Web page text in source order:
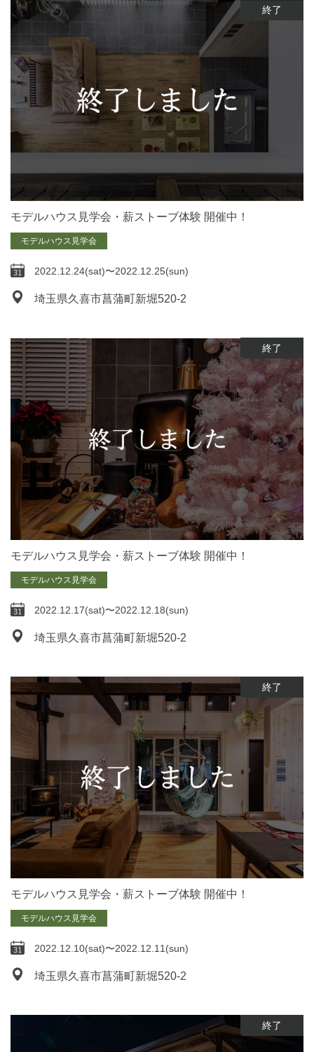
終了
モデルハウス見学会・薪ストーブ体験 開催中！
モデルハウス見学会
2022.12.24(sat)〜2022.12.25(sun)
埼玉県久喜市菖蒲町新堀520-2
終了
モデルハウス見学会・薪ストーブ体験 開催中！
モデルハウス見学会
2022.12.17(sat)〜2022.12.18(sun)
埼玉県久喜市菖蒲町新堀520-2
終了
モデルハウス見学会・薪ストーブ体験 開催中！
モデルハウス見学会
2022.12.10(sat)〜2022.12.11(sun)
埼玉県久喜市菖蒲町新堀520-2
終了